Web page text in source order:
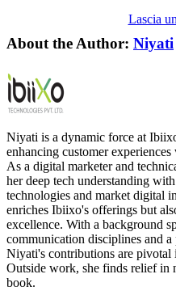
Lascia
About the Author: Niyati
Niyati is a dynamic force at
enhancing customer
As a digital marketer and
her deep tech understanding
technologies and market digital
enriches Ibiixo's offerings but
excellence. With a background
communication disciplines and
Niyati's contributions are
Outside work, she finds relief in
book.